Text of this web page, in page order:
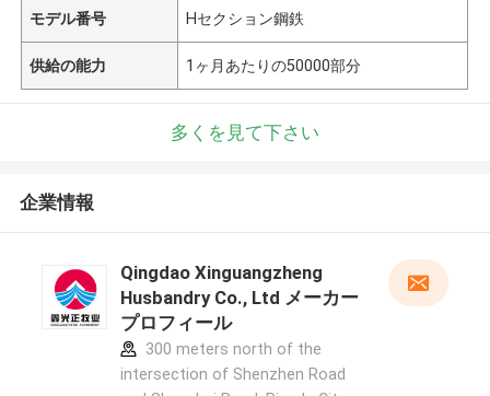
モデル番号 Hセクション鋼鉄
供給の能力 1ヶ月あたりの50000部分
多くを見て下さい
企業情報
Qingdao Xinguangzheng
Husbandry Co., Ltd メーカー
プロフィール
300 meters north of the
intersection of Shenzhen Road